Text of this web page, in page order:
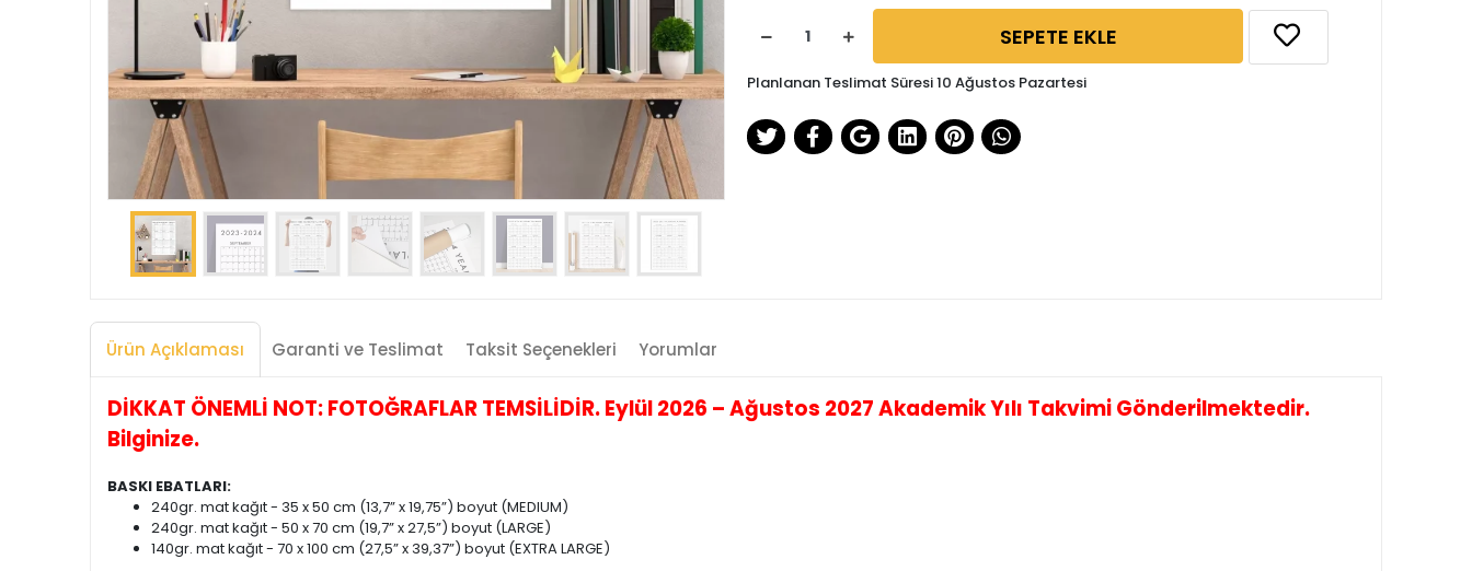
SEPETE EKLE
Planlanan Teslimat Süresi 10 Ağustos Pazartesi
Ürün Açıklaması Garanti ve Teslimat Taksit Seçenekleri Yorumlar
DİKKAT ÖNEMLİ NOT: FOTOĞRAFLAR TEMSİLİDİR. Eylül 2026 – Ağustos 2027 Akademik Yılı Takvimi Gönderilmektedir.
Bilginize.
BASKI EBATLARI:
240gr. mat kağıt - 35 x 50 cm (13,7” x 19,75”) boyut (MEDIUM)
240gr. mat kağıt - 50 x 70 cm (19,7” x 27,5”) boyut (LARGE)
140gr. mat kağıt - 70 x 100 cm (27,5” x 39,37”) boyut (EXTRA LARGE)